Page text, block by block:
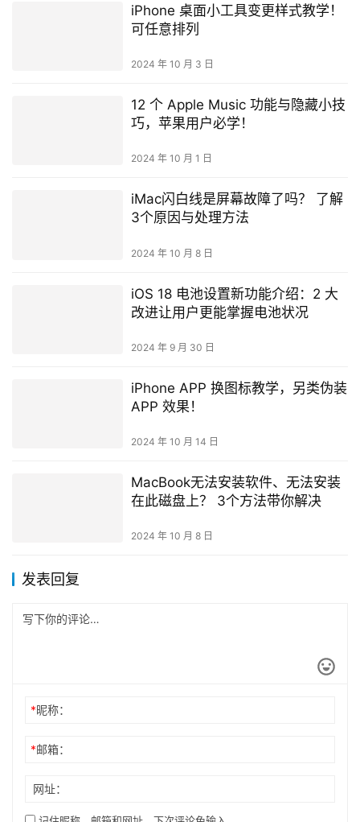
iPhone 桌面小工具变更样式教学！
可任意排列
2024 年 10 月 3 日
12 个 Apple Music 功能与隐藏小技
巧，苹果用户必学！
2024 年 10 月 1 日
iMac闪白线是屏幕故障了吗？ 了解
3个原因与处理方法
2024 年 10 月 8 日
iOS 18 电池设置新功能介绍：2 大
改进让用户更能掌握电池状况
2024 年 9 月 30 日
iPhone APP 换图标教学，另类伪装
APP 效果！
2024 年 10 月 14 日
MacBook无法安装软件、无法安装
在此磁盘上？ 3个方法带你解决
2024 年 10 月 8 日
发表回复
*昵称：
*邮箱：
网址：